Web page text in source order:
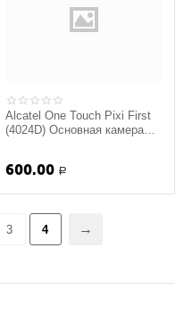
Alcatel One Touch Pixi First
(4024D) Основная камера
600.00 Р
3 4